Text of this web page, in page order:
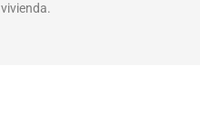
vivienda.